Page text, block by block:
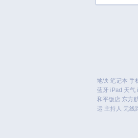
地铁 笔记本 手
蓝牙 iPad 天气
和平饭店 东方
运 主持人 无线